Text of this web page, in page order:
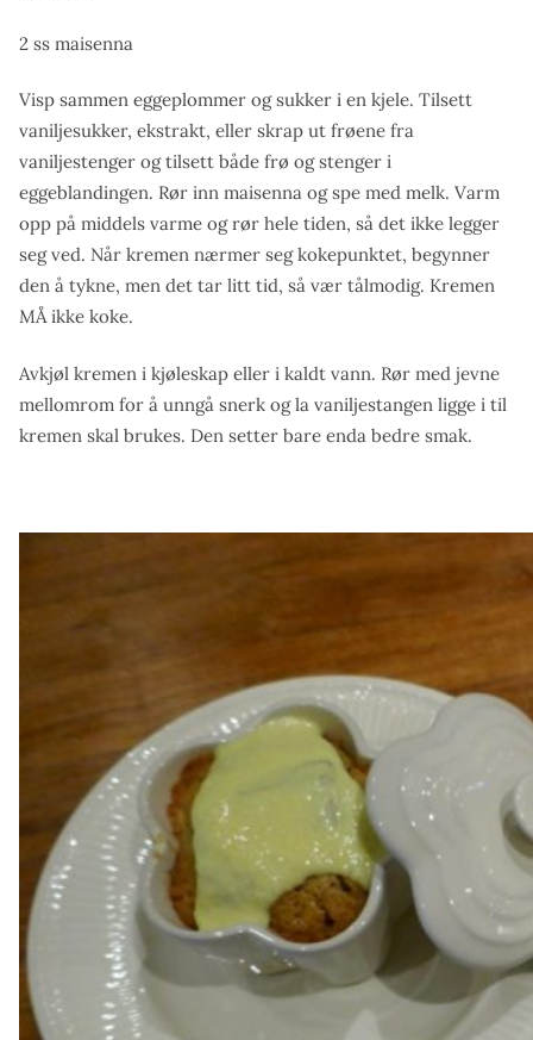
2 ss maisenna
Visp sammen eggeplommer og sukker i en kjele. Tilsett
vaniljesukker, ekstrakt, eller skrap ut frøene fra
vaniljestenger og tilsett både frø og stenger i
eggeblandingen. Rør inn maisenna og spe med melk. Varm
opp på middels varme og rør hele tiden, så det ikke legger
seg ved. Når kremen nærmer seg kokepunktet, begynner
den å tykne, men det tar litt tid, så vær tålmodig. Kremen
MÅ ikke koke.
Avkjøl kremen i kjøleskap eller i kaldt vann. Rør med jevne
mellomrom for å unngå snerk og la vaniljestangen ligge i til
kremen skal brukes. Den setter bare enda bedre smak.